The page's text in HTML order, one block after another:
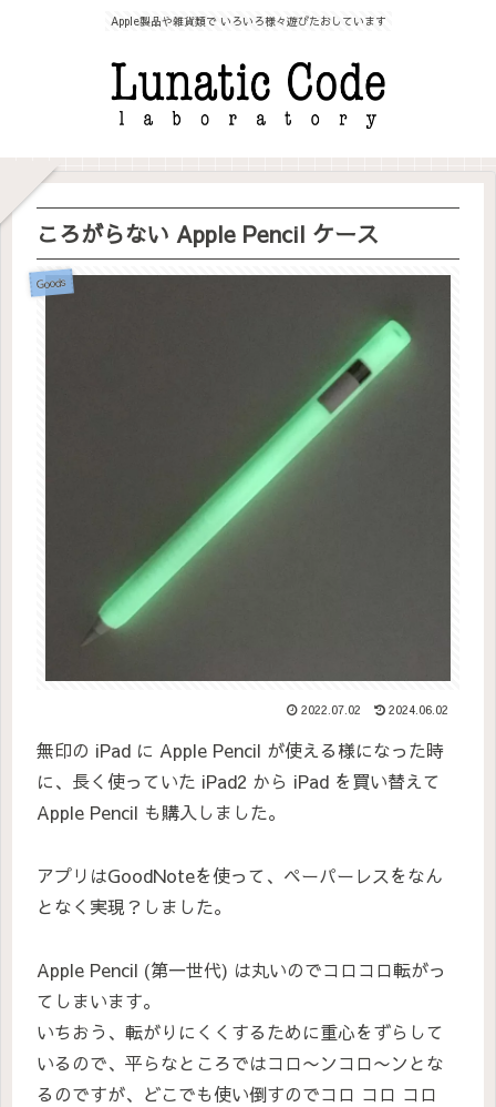
Apple製品や雑貨類で いろいろ様々遊びたおしています
ころがらない Apple Pencil ケース
Goods
2022.07.02 2024.06.02
無印の iPad に Apple Pencil が使える様になった時
に、長く使っていた iPad2 から iPad を買い替えて
Apple Pencil も購入しました。
アプリはGoodNoteを使って、ペーパーレスをなん
となく実現？しました。
Apple Pencil (第一世代) は丸いのでコロコロ転がっ
てしまいます。
いちおう、転がりにくくするために重心をずらして
いるので、平らなところではコロ〜ンコロ〜ンとな
るのですが、どこでも使い倒すのでコロ コロ コロ